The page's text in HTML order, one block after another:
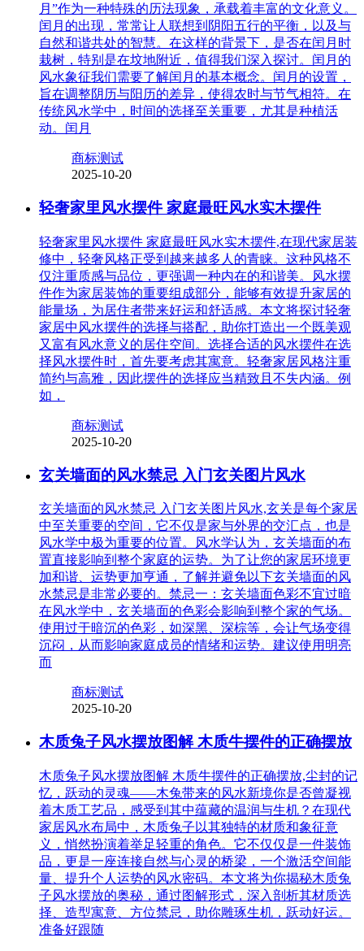
月”作为一种特殊的历法现象，承载着丰富的文化意义。
闰月的出现，常常让人联想到阴阳五行的平衡，以及与
自然和谐共处的智慧。在这样的背景下，是否在闰月时
栽树，特别是在坟地附近，值得我们深入探讨。闰月的
风水象征我们需要了解闰月的基本概念。闰月的设置，
旨在调整阴历与阳历的差异，使得农时与节气相符。在
传统风水学中，时间的选择至关重要，尤其是种植活
动。闰月
商标测试
2025-10-20
轻奢家里风水摆件 家庭最旺风水实木摆件
轻奢家里风水摆件 家庭最旺风水实木摆件,在现代家居装
修中，轻奢风格正受到越来越多人的青睐。这种风格不
仅注重质感与品位，更强调一种内在的和谐美。风水摆
件作为家居装饰的重要组成部分，能够有效提升家居的
能量场，为居住者带来好运和舒适感。本文将探讨轻奢
家居中风水摆件的选择与搭配，助你打造出一个既美观
又富有风水意义的居住空间。选择合适的风水摆件在选
择风水摆件时，首先要考虑其寓意。轻奢家居风格注重
简约与高雅，因此摆件的选择应当精致且不失内涵。例
如，
商标测试
2025-10-20
玄关墙面的风水禁忌 入门玄关图片风水
玄关墙面的风水禁忌 入门玄关图片风水,玄关是每个家居
中至关重要的空间，它不仅是家与外界的交汇点，也是
风水学中极为重要的位置。风水学认为，玄关墙面的布
置直接影响到整个家庭的运势。为了让您的家居环境更
加和谐、运势更加亨通，了解并避免以下玄关墙面的风
水禁忌是非常必要的。禁忌一：玄关墙面色彩不宜过暗
在风水学中，玄关墙面的色彩会影响到整个家的气场。
使用过于暗沉的色彩，如深黑、深棕等，会让气场变得
沉闷，从而影响家庭成员的情绪和运势。建议使用明亮
而
商标测试
2025-10-20
木质兔子风水摆放图解 木质牛摆件的正确摆放
木质兔子风水摆放图解 木质牛摆件的正确摆放,尘封的记
忆，跃动的灵魂——木兔带来的风水新境你是否曾凝视
着木质工艺品，感受到其中蕴藏的温润与生机？在现代
家居风水布局中，木质兔子以其独特的材质和象征意
义，悄然扮演着举足轻重的角色。它不仅仅是一件装饰
品，更是一座连接自然与心灵的桥梁，一个激活空间能
量、提升个人运势的风水密码。本文将为你揭秘木质兔
子风水摆放的奥秘，通过图解形式，深入剖析其材质选
择、造型寓意、方位禁忌，助你雕琢生机，跃动好运。
准备好跟随